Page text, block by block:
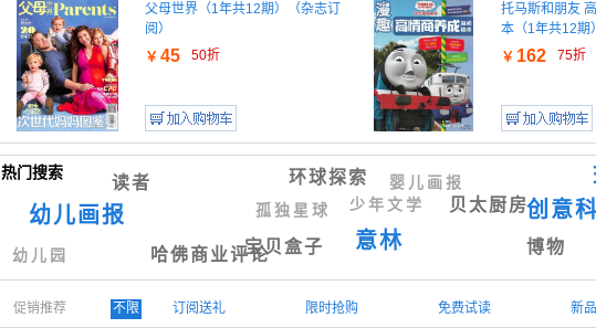
父母世界（1年共12期）（杂志订
阅）
￥ 45 50折
托马斯和朋友
本（1年共12期
￥ 162 75折
热门搜索
读者
幼儿画报 少年文学 贝太厨房创意
婴儿画报
宝贝盒子 意林
幼儿园 哈佛商业评论
环球探索
孤独星球
博物
促销推荐 不限 订阅送礼 限时抢购 免费试读 新